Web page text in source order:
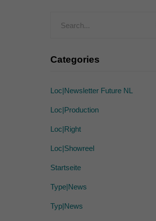
Categories
Loc|Newsletter Future NL
Loc|Production
Loc|Right
Loc|Showreel
Startseite
Type|News
Typ|News